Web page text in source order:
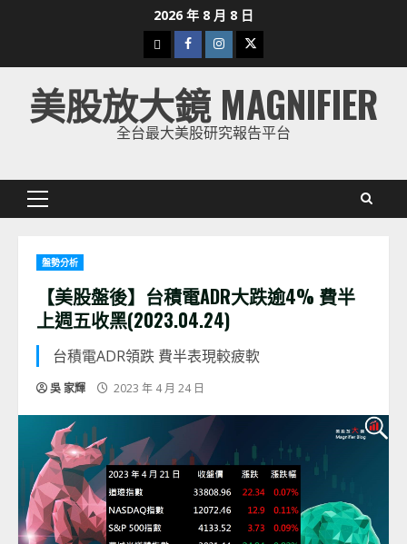
2026 年 8 月 8 日
下
載
美
股
Facebook
Instagram
Twitter
美股放大鏡 MAGNIFIER
全台最大美股研究報告平台
Primary
盤勢分析
【美股盤後】台積電ADR大跌逾4% 費半
上週五收黑(2023.04.24)
台積電ADR領跌 費半表現較疲軟
吳 家輝 2023 年 4 月 24 日